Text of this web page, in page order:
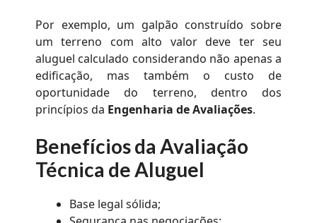
Por exemplo, um galpão construído sobre
um terreno com alto valor deve ter seu
aluguel calculado considerando não apenas a
edificação, mas também o custo de
oportunidade do terreno, dentro dos
princípios da Engenharia de Avaliações.
Benefícios da Avaliação
Técnica de Aluguel
Base legal sólida;